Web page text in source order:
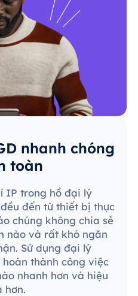
nhanh chóng
toàn
IP trong hồ đại lý
đến từ thiết bị thực
chúng không chia sẻ
nào và rất khó ngăn
Sử dụng đại lý
hoàn thành công việc
nhanh hơn và hiệu
hơn.